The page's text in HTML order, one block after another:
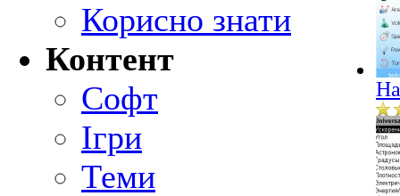
Корисно знати
Контент
Софт
Ігри
Теми